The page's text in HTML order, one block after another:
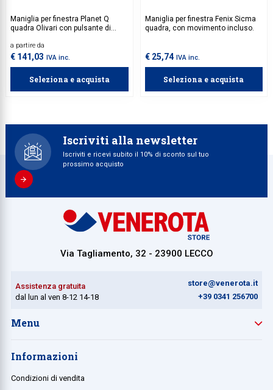
Maniglia per finestra Planet Q
quadra Olivari con pulsante di
movimento incluso, perfetta per
finestre e serramenti. Rinforza la
sicurezza contro tentativi di
l'ambiente domestico.
a partire da
€ 141,03 IVA inc.
Seleziona e acquista
Maniglia per finestra Fenix Sicma
quadra, con movimento incluso.
€ 25,74 IVA inc.
Seleziona e acquista
Iscriviti alla newsletter
Iscriviti e ricevi subito il 10% di sconto sul tuo
prossimo acquisto
Via Tagliamento, 32 - 23900 LECCO
Assistenza gratuita
dal lun al ven 8-12 14-18
store@venerota.it
+39 0341 256700
Menu
Informazioni
Condizioni di vendita